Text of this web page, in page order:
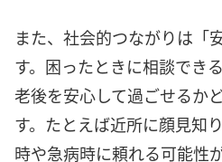
また、社会的つながりは「
す。困ったときに相談でき
老後を安心して過ごせるか
す。たとえば近所に顔見知
時や急病時に頼れる可能性